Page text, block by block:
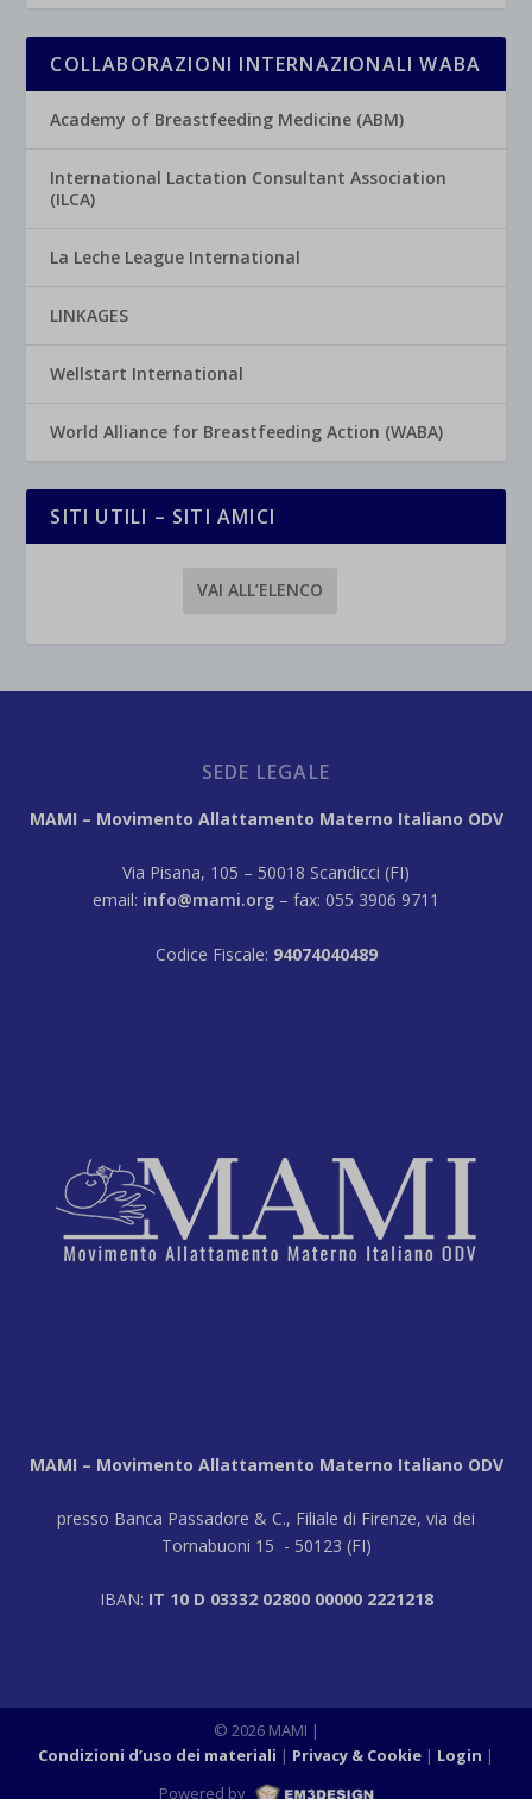
COLLABORAZIONI INTERNAZIONALI WABA
Academy of Breastfeeding Medicine (ABM)
International Lactation Consultant Association
(ILCA)
La Leche League International
LINKAGES
Wellstart International
World Alliance for Breastfeeding Action (WABA)
SITI UTILI – SITI AMICI
VAI ALL’ELENCO
SEDE LEGALE
MAMI – Movimento Allattamento Materno Italiano ODV
Via Pisana, 105 – 50018 Scandicci (FI)
email: info@mami.org – fax: 055 3906 9711
Codice Fiscale: 94074040489
MAMI – Movimento Allattamento Materno Italiano ODV
presso Banca Passadore & C., Filiale di Firenze, via dei
Tornabuoni 15 - 50123 (FI)
IBAN: IT 10 D 03332 02800 00000 2221218
© 2026 MAMI |
Condizioni d’uso dei materiali
Privacy & Cookie Login |
Powered by